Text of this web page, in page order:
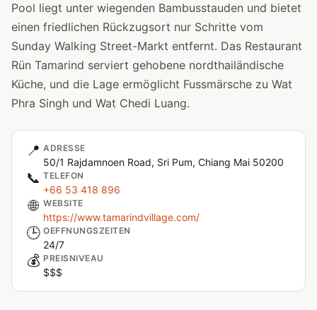
Pool liegt unter wiegenden Bambusstauden und bietet
einen friedlichen Rückzugsort nur Schritte vom
Sunday Walking Street-Markt entfernt. Das Restaurant
Rün Tamarind serviert gehobene nordthailändische
Küche, und die Lage ermöglicht Fussmärsche zu Wat
Phra Singh und Wat Chedi Luang.
📍 ADRESSE
50/1 Rajdamnoen Road, Sri Pum, Chiang Mai 50200
📞 TELEFON
+66 53 418 896
🌐 WEBSITE
https://www.tamarindvillage.com/
🕒 OEFFNUNGSZEITEN
24/7
💰 PREISNIVEAU
$$$